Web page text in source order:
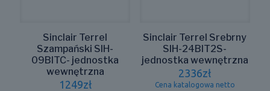
Sinclair Terrel
Szampański SIH-
09BITC- jednostka
wewnętrzna
1249zł
Sinclair Terrel Srebrny
SIH-24BIT2S-
jednostka wewnętrzna
2336zł
Cena katalogowa netto